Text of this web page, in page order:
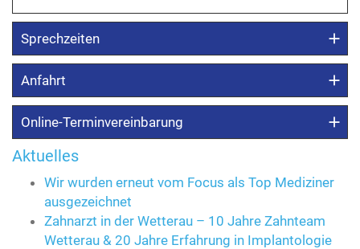
Sprechzeiten
Anfahrt
Online-Terminvereinbarung
Aktuelles
Wir wurden erneut vom Focus als Top Mediziner
ausgezeichnet
Zahnarzt in der Wetterau – 10 Jahre Zahnteam
Wetterau & 20 Jahre Erfahrung in Implantologie